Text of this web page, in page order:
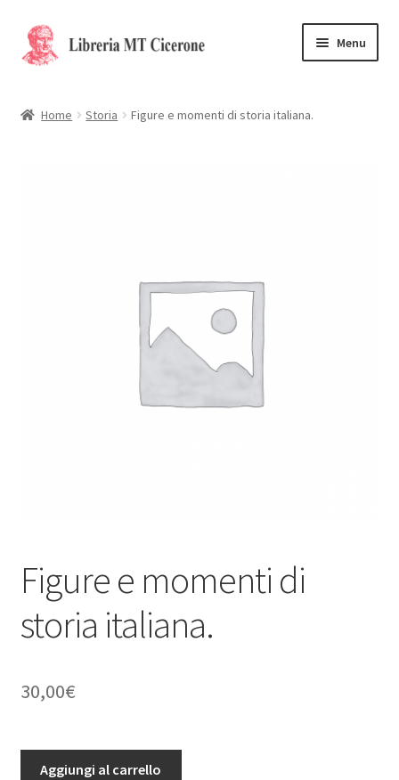
Vai
alla
Vai
al
Menu
Home Storia Figure e momenti di storia italiana.
Figure e momenti di
storia italiana.
30,00€
Aggiungi al carrello